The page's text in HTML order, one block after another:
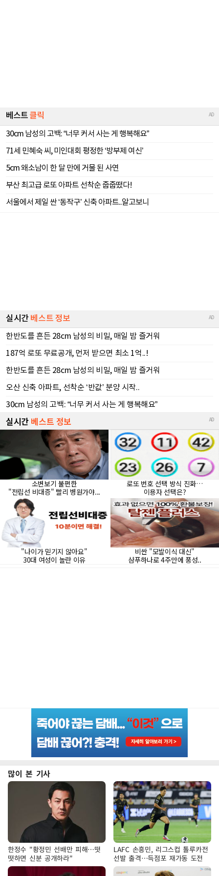
많이 본 기사
한정수 "황정민 선배만 피해…떳
떳하면 신분 공개하라"
LAFC 손흥민, 리그스컵 톨루카전
선발 출격…득점포 재가동 도전